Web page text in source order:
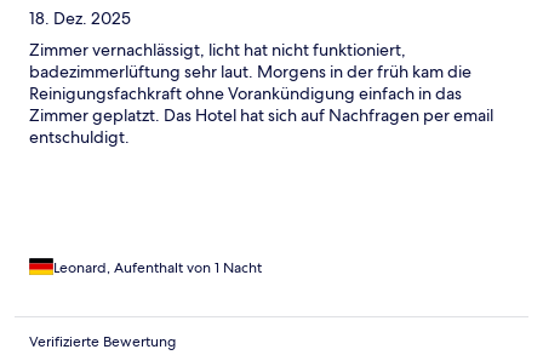
18. Dez. 2025
Zimmer vernachlässigt, licht hat nicht funktioniert,
badezimmerlüftung sehr laut. Morgens in der früh kam die
Reinigungsfachkraft ohne Vorankündigung einfach in das
Zimmer geplatzt. Das Hotel hat sich auf Nachfragen per email
entschuldigt.
Leonard, Aufenthalt von 1 Nacht
Verifizierte Bewertung